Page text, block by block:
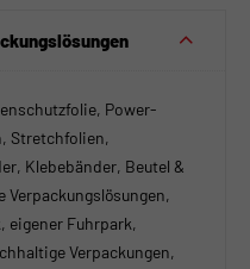
Power-
Stretchfolien,
Klebebänder, Beutel &
Verpackungslösungen,
Fuhrpark,
Verpackungen,